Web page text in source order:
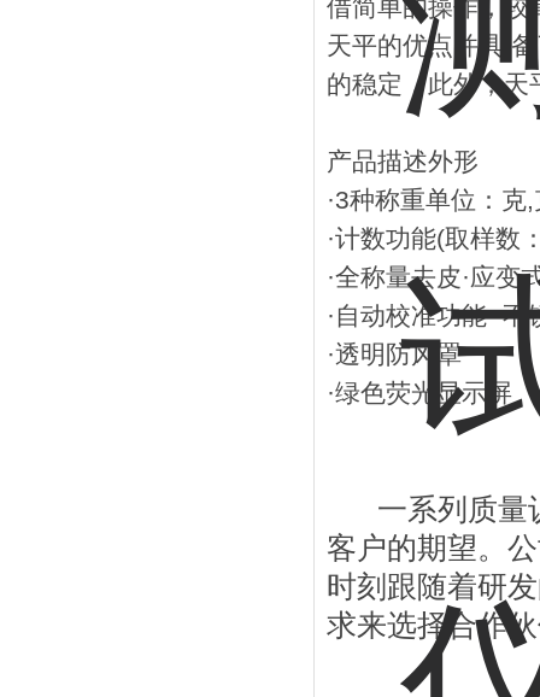
借简单的操作，较
天平的优点并具
的稳定，此外，天
产品描述外形
·3种称重单位：克
·计数功能(取样数
·全称量去皮·应变
·自动校准功能 ·不
·透明防风罩
·绿色荧光显示屏
一系列质量
客户的期望。
时刻跟随着研
求来选择合作